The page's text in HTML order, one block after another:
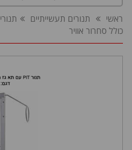
ראשי תנורים תעשייתיים תנורי PIT
כולל סחרור אוויר